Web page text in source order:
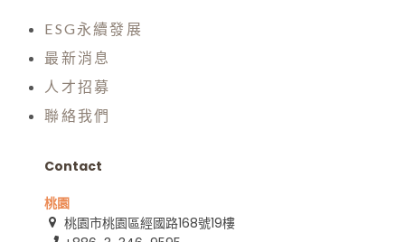
ESG永續發展
最新消息
人才招募
聯絡我們
Contact
桃園
桃園市桃園區經國路168號19樓